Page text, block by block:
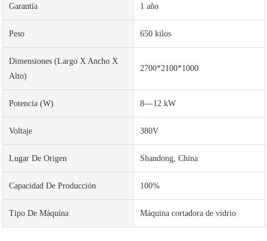
Garantía 1 año
Peso 650 kilos
Dimensiones (largo X Ancho X
Alto)
2700*2100*1000
Potencia (w) 8---12 kW
Voltaje 380V
Lugar De Origen Shandong, China
Capacidad De Producción 100%
Tipo De Máquina Máquina cortadora de vidrio